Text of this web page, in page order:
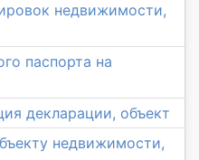
недвижимости,
паспорта на
декларации, объект
недвижимости,